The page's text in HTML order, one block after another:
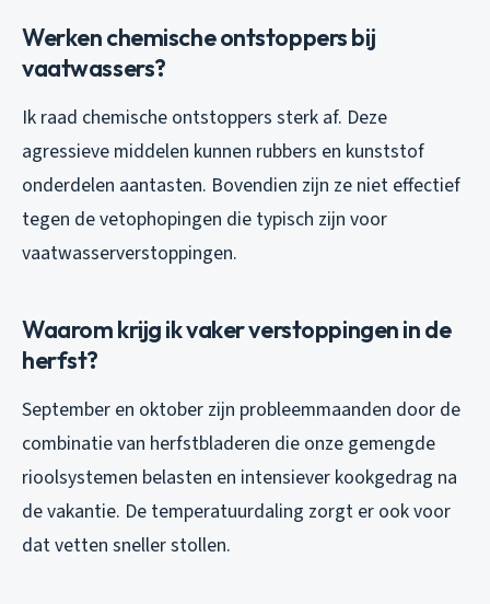
Werken chemische ontstoppers bij
vaatwassers?
Ik raad chemische ontstoppers sterk af. Deze
agressieve middelen kunnen rubbers en kunststof
onderdelen aantasten. Bovendien zijn ze niet effectief
tegen de vetophopingen die typisch zijn voor
vaatwasserverstoppingen.
Waarom krijg ik vaker verstoppingen in de
herfst?
September en oktober zijn probleemmaanden door de
combinatie van herfstbladeren die onze gemengde
rioolsystemen belasten en intensiever kookgedrag na
de vakantie. De temperatuurdaling zorgt er ook voor
dat vetten sneller stollen.